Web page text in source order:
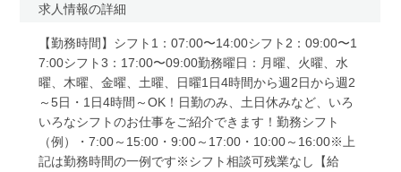
求人情報の詳細
【勤務時間】シフト1：07:00〜14:00シフト2：09:00〜1
7:00シフト3：17:00〜09:00勤務曜日：月曜、火曜、水
曜、木曜、金曜、土曜、日曜1日4時間から週2日から週2
～5日・1日4時間～OK！日勤のみ、土日休みなど、いろ
いろなシフトのお仕事をご紹介できます！勤務シフト
（例）・7:00～15:00・9:00～17:00・10:00～16:00※上
記は勤務時間の一例です※シフト相談可残業なし【給